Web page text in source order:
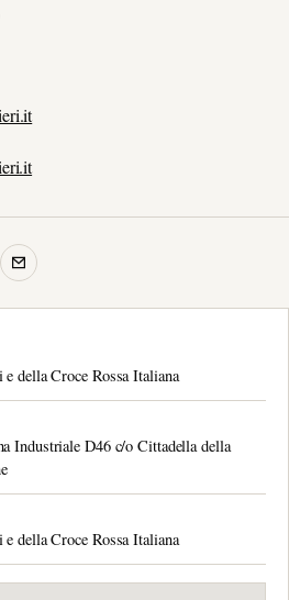
della Croce Rossa Italiana
Industriale D46 c/o Cittadella della
della Croce Rossa Italiana